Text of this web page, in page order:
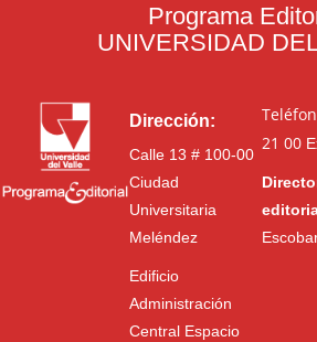
Programa
UNIVERSIDAD
Dirección:
Calle 13 # 100-00
Ciudad
Universitaria
Meléndez
Edificio
Administración
Central Espacio
21 00